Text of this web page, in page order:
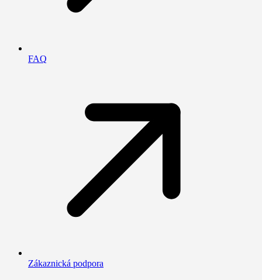
FAQ
Zákaznická podpora